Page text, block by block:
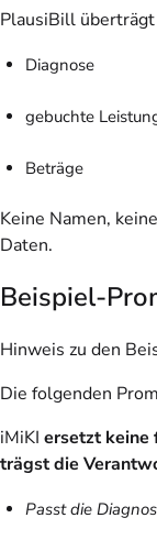
PlausiBill
Diagnose
gebuchte
Beträge
Keine Namen,
Daten.
Beispiel-
Hinweis zu den
Die folgenden
iMiKI ersetzt keine
trägst die
Passt die